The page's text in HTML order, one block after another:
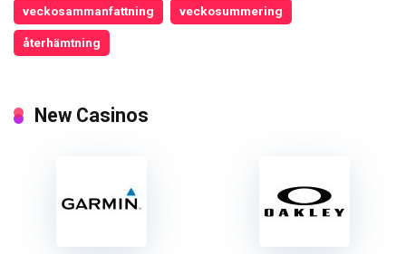
veckosammanfattning veckosummering
återhämtning
New Casinos